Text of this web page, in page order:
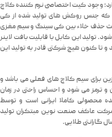
وجود کیت اختصاصی نرم کننده کلاچ
که جنس روکش های تولید شده از کی
حذف خلاء بین کی سینگ و سیم مغزی
این کابل با قابلیت بافت لاینر
و تا کنون هیچ شرکتی قادر به تولید این
برای سیم کلاچ های فعلی می باشد و
و ترمز می شود و احساس راحتی در زمان
محصولی کاملا ایرانی است و توسط
عاکف صنعت نوین مبتکران تولید
گارانتی طلایی.